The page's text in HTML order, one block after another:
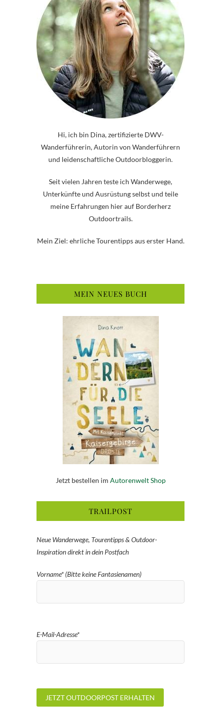
Hi, ich bin Dina, zertifizierte DWV-
Wanderführerin, Autorin von Wanderführern
und leidenschaftliche Outdoorbloggerin.
Seit vielen Jahren teste ich Wanderwege,
Unterkünfte und Ausrüstung selbst und teile
meine Erfahrungen hier auf Borderherz
Outdoortrails.
Mein Ziel: ehrliche Tourentipps aus erster Hand.
MEIN NEUES BUCH
Jetzt bestellen im Autorenwelt Shop
TRAILPOST
Neue Wanderwege, Tourentipps & Outdoor-
Inspiration direkt in dein Postfach
Vorname* (Bitte keine Fantasienamen)
E-Mail-Adresse*